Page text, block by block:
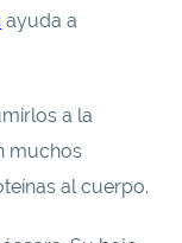
ayuda a
a la
muchos
al cuerpo.